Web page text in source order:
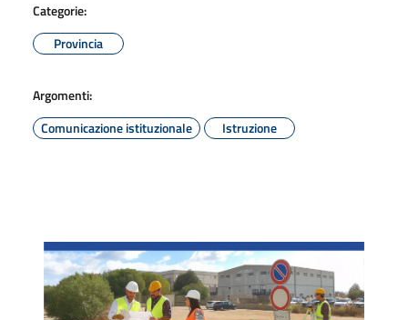
Categorie:
Provincia
Argomenti:
Comunicazione istituzionale
Istruzione